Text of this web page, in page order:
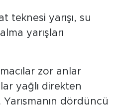
teknesi yarışı, su
yarışları
zor anlar
yağlı direkten
dördüncü